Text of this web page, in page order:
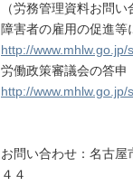
（労務管理資料お問
障害者の雇用の促進等
http://
労働政策審議会の答申
http://
お問い合わせ：名古
４４